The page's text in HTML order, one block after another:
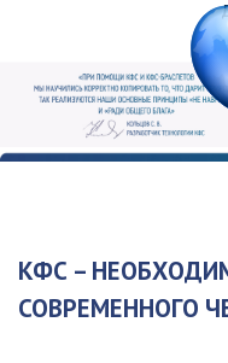
КФС –
СОВРЕМЕННОГО